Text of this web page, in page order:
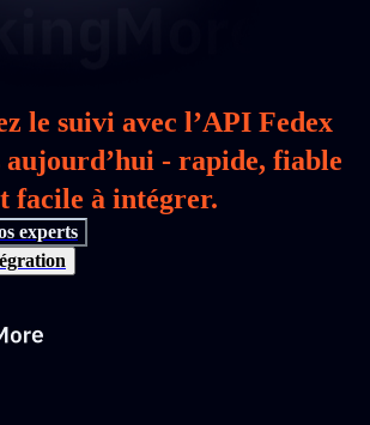
le suivi avec l’API Fedex
aujourd’hui - rapide, fiable
facile à intégrer.
experts